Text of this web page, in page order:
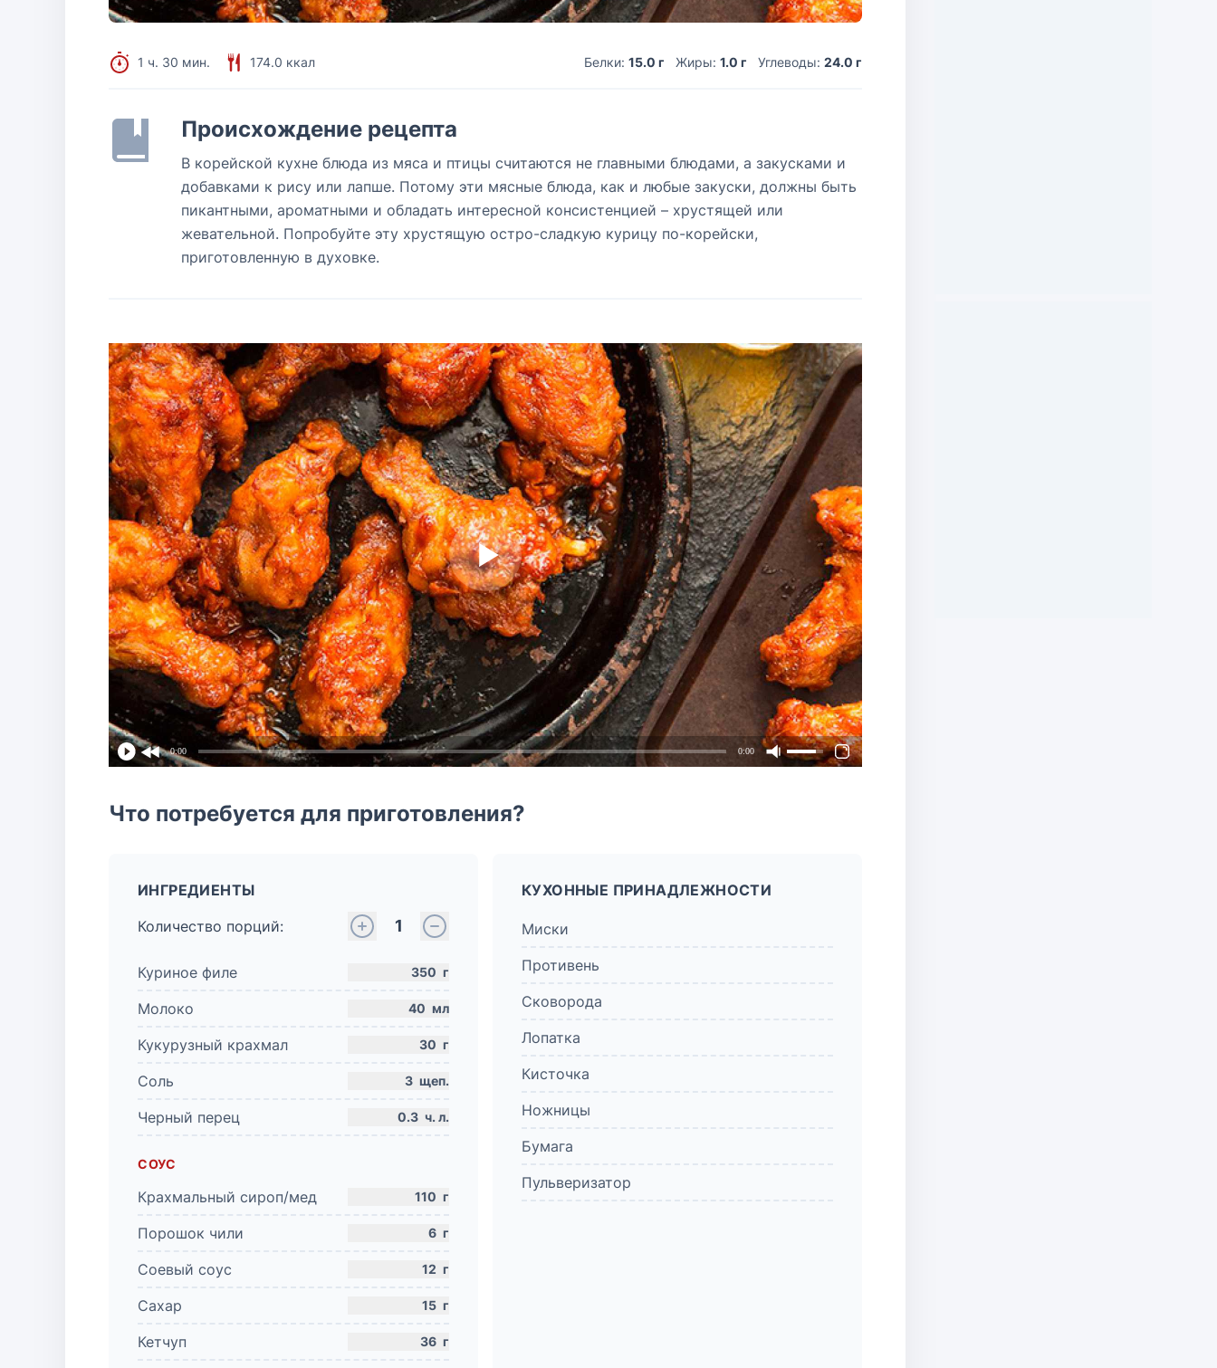
1 ч. 30 мин. 174.0 ккал Белки: 15.0 г Жиры: 1.0 г Углеводы: 24.0 г
Происхождение рецепта
В корейской кухне блюда из мяса и птицы считаются не главными блюдами, а закусками и
добавками к рису или лапше. Потому эти мясные блюда, как и любые закуски, должны быть
пикантными, ароматными и обладать интересной консистенцией – хрустящей или
жевательной. Попробуйте эту хрустящую остро-сладкую курицу по-корейски,
приготовленную в духовке.
0:00 0:00
Что потребуется для приготовления?
ИНГРЕДИЕНТЫ
Количество порций:
1
Куриное филе 350 г
Молоко 40 мл
Кукурузный крахмал 30 г
Соль 3 щеп.
Черный перец 0.3 ч. л.
СОУС
Крахмальный сироп/мед 110 г
Порошок чили 6 г
Соевый соус 12 г
Сахар 15 г
Кетчуп 36 г
КУХОННЫЕ ПРИНАДЛЕЖНОСТИ
Миски
Противень
Сковорода
Лопатка
Кисточка
Ножницы
Бумага
Пульверизатор